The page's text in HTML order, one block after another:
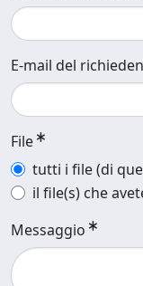
E-mail del
File
tutti i file (di
il file(s) che
Messaggio